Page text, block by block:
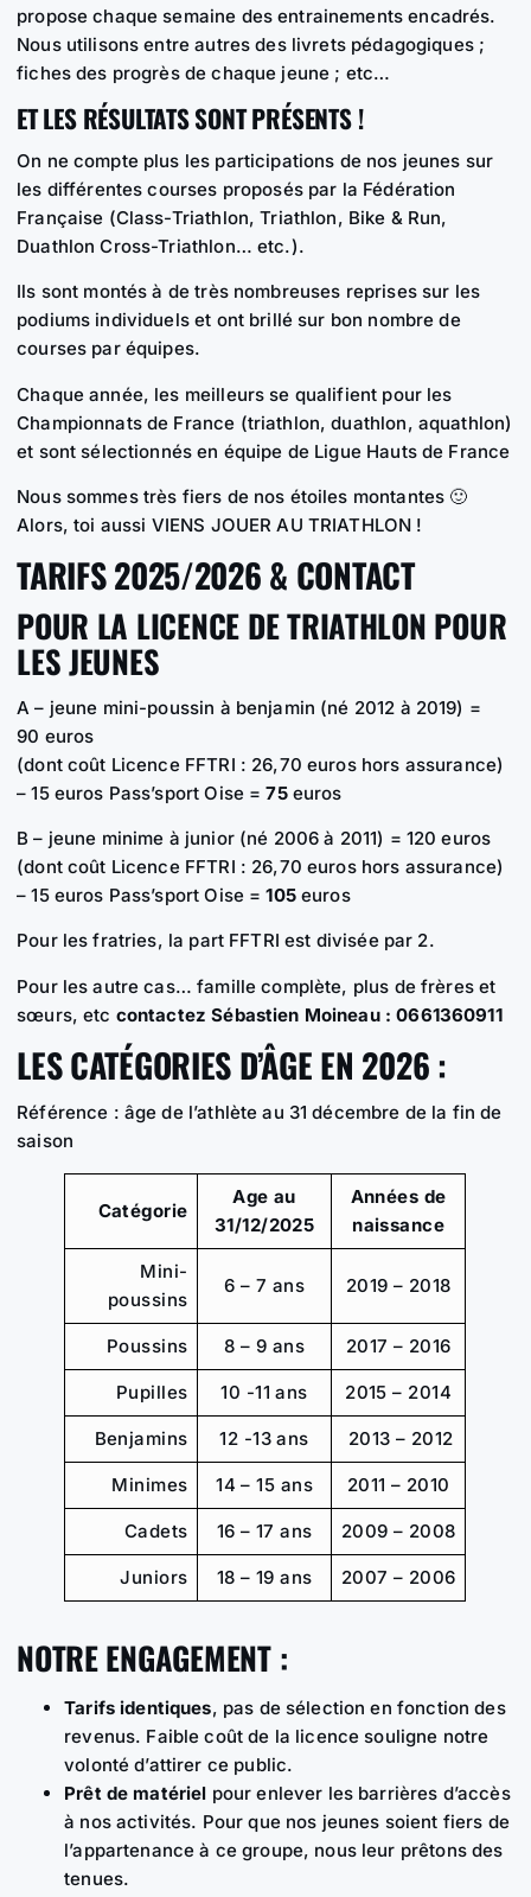
propose chaque semaine des entrainements encadrés.
Nous utilisons entre autres des livrets pédagogiques ;
fiches des progrès de chaque jeune ; etc…
ET LES RÉSULTATS SONT PRÉSENTS !
On ne compte plus les participations de nos jeunes sur
les différentes courses proposés par la Fédération
Française (Class-Triathlon, Triathlon, Bike & Run,
Duathlon Cross-Triathlon… etc.).
Ils sont montés à de très nombreuses reprises sur les
podiums individuels et ont brillé sur bon nombre de
courses par équipes.
Chaque année, les meilleurs se qualifient pour les
Championnats de France (triathlon, duathlon, aquathlon)
et sont sélectionnés en équipe de Ligue Hauts de France
Nous sommes très fiers de nos étoiles montantes 🙂
Alors, toi aussi VIENS JOUER AU TRIATHLON !
TARIFS 2025/2026 & CONTACT
POUR LA LICENCE DE TRIATHLON POUR
LES JEUNES
A – jeune mini-poussin à benjamin (né 2012 à 2019) =
90 euros
(dont coût Licence FFTRI : 26,70 euros hors assurance)
– 15 euros Pass’sport Oise =75 euros
B – jeune minime à junior (né 2006 à 2011) = 120 euros
(dont coût Licence FFTRI : 26,70 euros hors assurance)
– 15 euros Pass’sport Oise =105euros
Pour les fratries, la part FFTRI est divisée par 2.
Pour les autre cas… famille complète, plus de frères et
sœurs, etc contactez Sébastien Moineau : 0661360911
LES CATÉGORIES D’ÂGE EN 2026 :
Référence : âge de l’athlète au 31 décembre de la fin de
saison
Catégorie
Age au
31/12/2025
Années de
naissance
Mini-
poussins
6 – 7 ans 2019 – 2018
Poussins 8 – 9 ans 2017 – 2016
Pupilles 10 -11 ans 2015 – 2014
Benjamins 12 -13 ans 2013 – 2012
Minimes 14 – 15 ans 2011 – 2010
Cadets 16 – 17 ans 2009 – 2008
Juniors 18 – 19 ans 2007 – 2006
NOTRE ENGAGEMENT :
Tarifs identiques, pas de sélection en fonction des
revenus. Faible coût de la licence souligne notre
volonté d’attirer ce public.
Prêt de matériel pour enlever les barrières d’accès
à nos activités. Pour que nos jeunes soient fiers de
l’appartenance à ce groupe, nous leur prêtons des
tenues.